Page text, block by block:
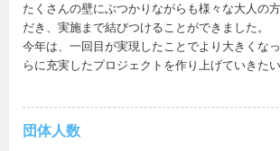
たくさんの壁にぶつかりながらも様々な大人の
だき、実施まで結びつけることができました。
今年は、一回目が実現したことでより大きくな
らに充実したプロジェクトを作り上げていきた
団体人数